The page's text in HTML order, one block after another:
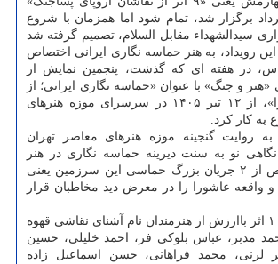
از ۱۸ تا ۲۷ خرداد برگزار شد، تمام شود اما همزمان با شروع
سیدالشهداء مقابل السلام، تصمیم گرفته شد
رویداد، به هنر حماسه نگاری ایرانی اختصاص
در هفته ای که گذشت، پنجمین نمایش از
«هنر و جنگ» با عنوان «حماسه نگاری ایرانی؛ از
شاهنامه تا عاشورا»، از ۱۲ تیر ۱۴۰۵ در سرسرای موزه هنرهای
به کار کرد.
به روایت گنجینه موزه هنرهای معاصر تهران
نگاهی نو به سنت دیرینه حماسه نگاری در هنر
ایران، آثاری شاخص از ۲ جریان بزرگ حماسی این سرزمین یعنی
واقعه عاشورا را در معرض دید مخاطبان قرار
در این نمایشگاه، ۱۰ اثر باارزش از هنرمندان نام آشنای نقاشی قهوه
مدبر، عباس بلوکی فر، احمد خلیلی، حسین
لرنی، محمد فراهانی، حسن اسماعیل زاده